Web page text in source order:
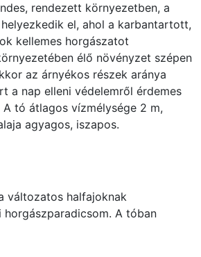
rendezett környezetben, a
el, ahol a karbantartott,
kellemes horgászatot
élő növényzet szépen
az árnyékos részek aránya
a nap elleni védelemről érdemes
tó átlagos vízmélysége 2 m,
agyagos, iszapos.
változatos halfajoknak
horgászparadicsom. A tóban